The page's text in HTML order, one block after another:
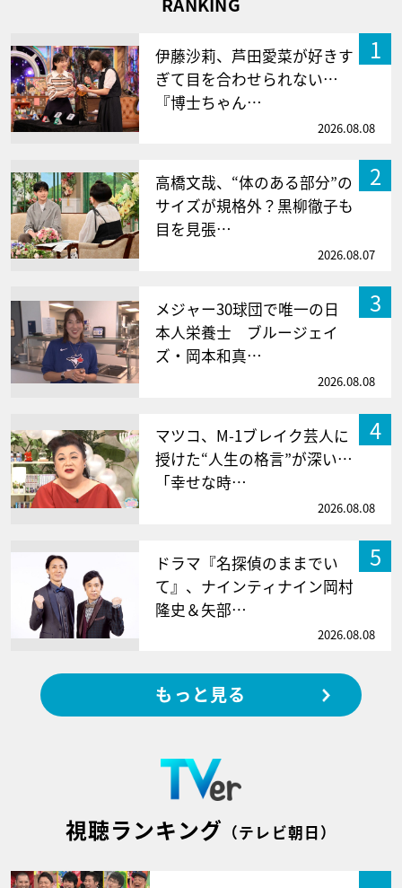
1
伊藤沙莉、芦田愛菜が好きす
ぎて目を合わせられない…
『博士ちゃん…
2026.08.08
2
高橋文哉、“体のある部分”の
サイズが規格外？黒柳徹子も
目を見張…
2026.08.07
3
メジャー30球団で唯一の日
本人栄養士 ブルージェイ
ズ・岡本和真…
2026.08.08
4
マツコ、M-1ブレイク芸人に
授けた“人生の格言”が深い…
「幸せな時…
2026.08.08
5
ドラマ『名探偵のままでい
て』、ナインティナイン岡村
隆史＆矢部…
2026.08.08
もっと見る
視聴ランキング （テレビ朝日）